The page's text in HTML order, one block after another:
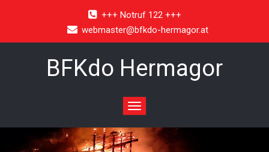
+++ Notruf 122 +++
webmaster@bfkdo-hermagor.at
BFKdo Hermagor
Toggle
navigation